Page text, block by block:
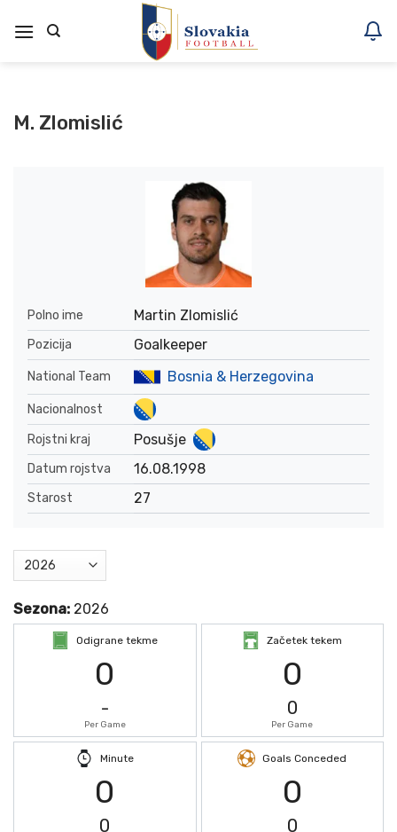
na
M. Zlomislić
Polno ime Martin Zlomislić
Pozicija Goalkeeper
National Team Bosnia & Herzegovina
Nacionalnost
Rojstni kraj
Posušje
Datum rojstva 16.08.1998
Starost 27
Sezona: 2026
Odigrane tekme
0
-
Per Game
Začetek tekem
0
0
Per Game
Minute
0
0
Goals Conceded
0
0